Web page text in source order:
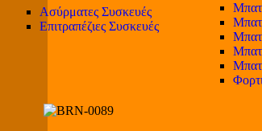
Ασύρματες Συσκευές
Επιτραπέζιες Συσκευές